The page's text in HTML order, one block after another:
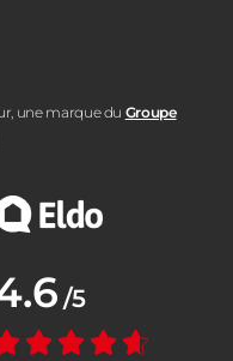
une marque du Groupe
Note moyenne :
/5